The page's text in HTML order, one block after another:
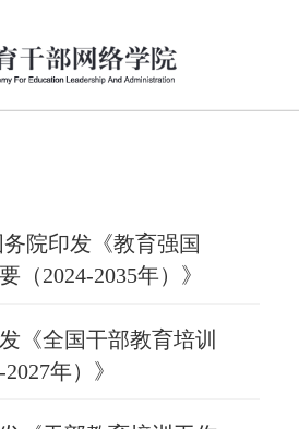
院印发《教育强国
（2024-2035年）》
《全国干部教育培训
年）》